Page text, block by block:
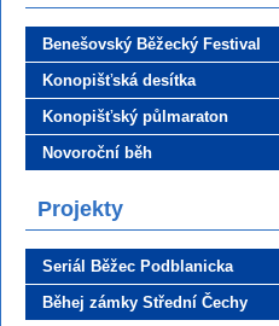
Benešovský Běžecký Festival
Konopišťská desítka
Konopišťský půlmaraton
Novoroční běh
Projekty
Seriál Běžec Podblanicka
Běhej zámky Střední Čechy